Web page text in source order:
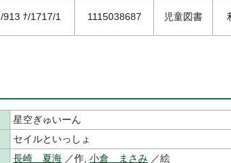
/913 ﾅ/1717/1 1115038687 児童図書
星空ぎゅいーん
セイルといっしょ
長崎 夏海 ／作, 小倉 まさみ ／絵